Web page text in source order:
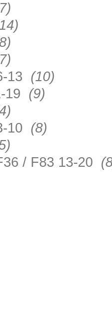
13 (10)
19 (9)
10 (8)
/ F83 13-20